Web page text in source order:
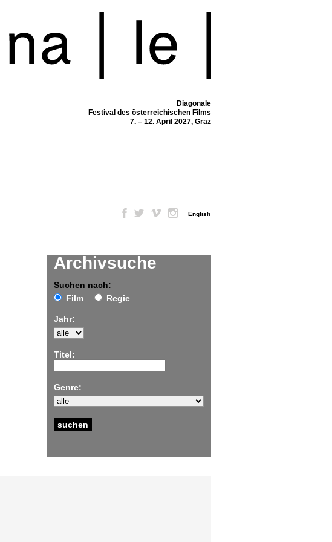
Diagonale
Festival des österreichischen Films
7. – 12. April 2027, Graz
– English
Archivsuche
Suchen nach:
Film
Regie
Jahr:
Titel:
Genre: